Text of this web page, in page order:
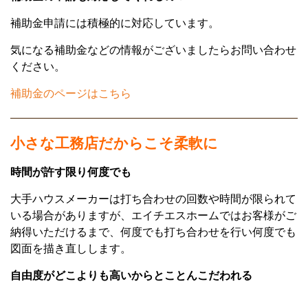
補助金申請には積極的に対応しています。
気になる補助金などの情報がございましたらお問い合わせ
ください。
補助金のページはこちら
小さな工務店だからこそ柔軟に
時間が許す限り何度でも
大手ハウスメーカーは打ち合わせの回数や時間が限られて
いる場合がありますが、エイチエスホームではお客様がご
納得いただけるまで、何度でも打ち合わせを行い何度でも
図面を描き直しします。
自由度がどこよりも高いからとことんこだわれる